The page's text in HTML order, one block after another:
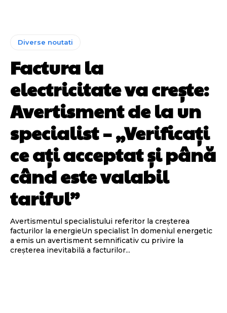
Diverse noutati
Factura la
electricitate va crește:
Avertisment de la un
specialist – „Verificați
ce ați acceptat și până
când este valabil
tariful”
Avertismentul specialistului referitor la creșterea
facturilor la energieUn specialist în domeniul energetic
a emis un avertisment semnificativ cu privire la
creșterea inevitabilă a facturilor...